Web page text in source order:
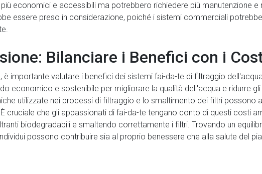
economici e accessibili ma potrebbero richiedere più manutenzione
essere preso in considerazione, poiché i sistemi commerciali
Bilanciare i Benefici con i
è importante valutare i benefici dei sistemi fai-da-te di filtraggio
economico e sostenibile per migliorare la qualità dell'acqua e ridurre
utilizzate nei processi di filtraggio e lo smaltimento dei filtri possono
cruciale che gli appassionati di fai-da-te tengano conto di questi costi
biodegradabili e smaltendo correttamente i filtri. Trovando un
possono contribuire sia al proprio benessere che alla salute del